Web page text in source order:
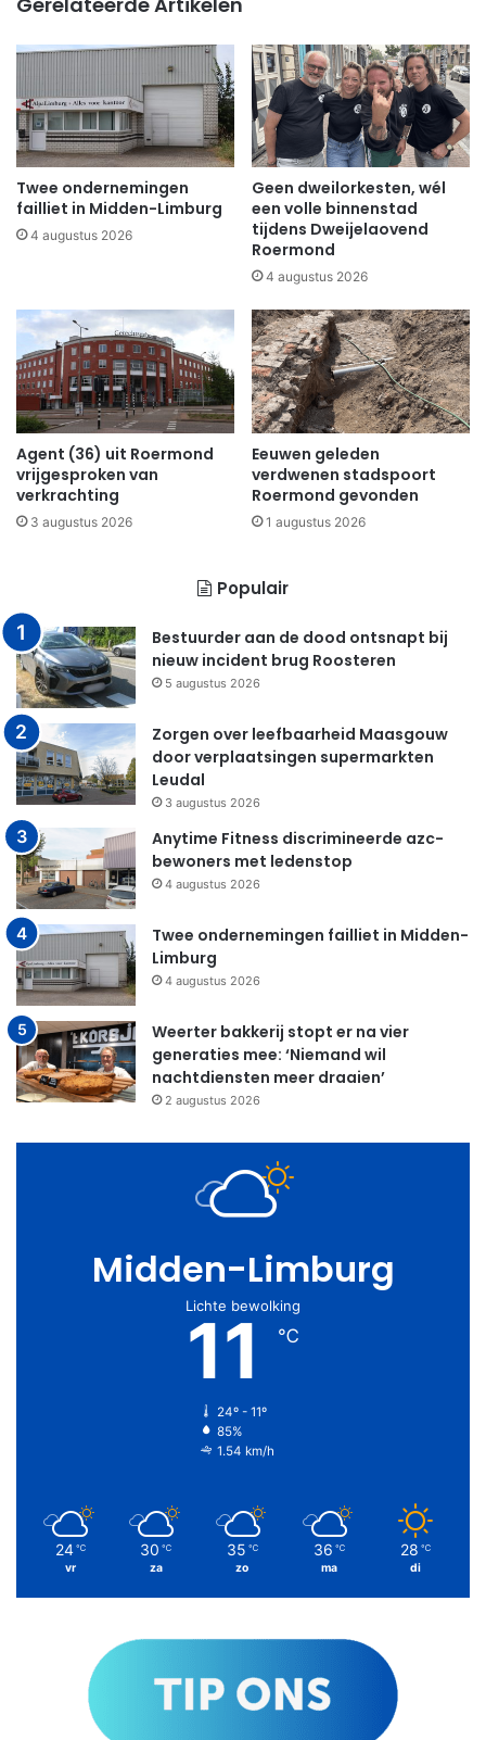
Twee ondernemingen
failliet in Midden-Limburg
4 augustus 2026
Geen dweilorkesten, wél
een volle binnenstad
tijdens Dweijelaovend
Roermond
4 augustus 2026
Agent (36) uit Roermond
vrijgesproken van
verkrachting
3 augustus 2026
Eeuwen geleden
verdwenen stadspoort
Roermond gevonden
1 augustus 2026
Populair
Bestuurder aan de dood ontsnapt bij
nieuw incident brug Roosteren
5 augustus 2026
Zorgen over leefbaarheid Maasgouw
door verplaatsingen supermarkten
Leudal
3 augustus 2026
Anytime Fitness discrimineerde azc-
bewoners met ledenstop
4 augustus 2026
Twee ondernemingen failliet in Midden-
Limburg
4 augustus 2026
Weerter bakkerij stopt er na vier
generaties mee: ‘Niemand wil
nachtdiensten meer draaien’
2 augustus 2026
Midden-Limburg
Lichte bewolking
11 ℃
24º - 11º
85%
1.54 km/h
24 ℃
vr
30 ℃
za
35 ℃
zo
36 ℃
ma
28 ℃
di